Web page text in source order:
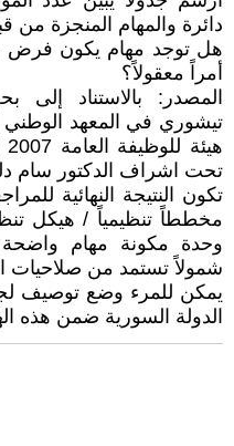
دائرة والمهام المنجزة من
هل توجد مهام يكون فرض
أمراً معقولاً؟
المصدر: بالاستناد
تيشوري في المعهد الوطني
تحت اشراف الدكتور سام
تكون النتيجة النهائية
مخططاً تنظيمياً / هيكل
وحدة مكونة مهام واضحة
شمولاً تستمد من صلاحيات
يمكن للمرء وضع توصيف
الدولة السورية ضمن هذه